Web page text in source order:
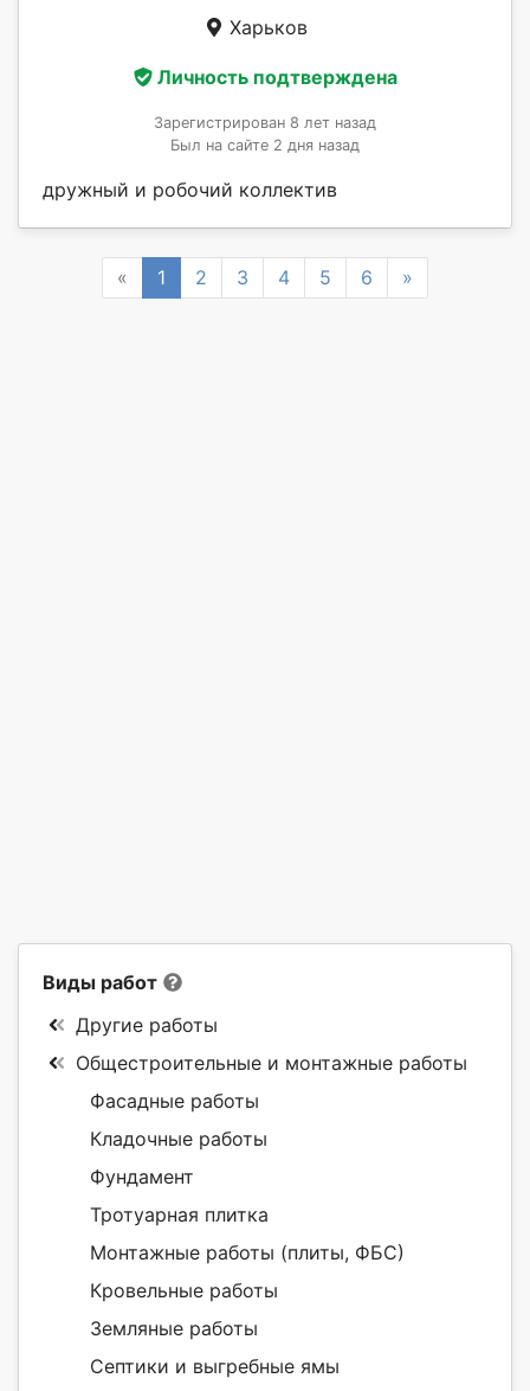
Харьков
Личность подтверждена
Зарегистрирован 8 лет назад
Был на сайте 2 дня назад
дружный и робочий коллектив
« Previous
1 2 3 4 5 6 »
Виды работ
Другие работы
Общестроительные и монтажные работы
Фасадные работы
Кладочные работы
Фундамент
Тротуарная плитка
Монтажные работы (плиты, ФБС)
Кровельные работы
Земляные работы
Септики и выгребные ямы